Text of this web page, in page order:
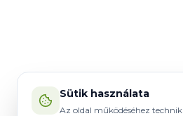
Sütik használata
Az oldal működéséhez